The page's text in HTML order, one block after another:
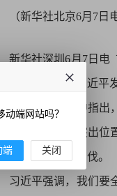
（新华社北京6月7日
新华社深圳6月7日电
、中央军委主席习近
习近平在贺信中指出
摆在治国理政的突出
建设迈出坚实步伐。
习近平强调，我们要
端网站吗？
端 关闭